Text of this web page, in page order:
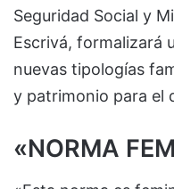
Seguridad Social y
Escrivá, formalizará
nuevas tipologías
y patrimonio para el
«NORMA